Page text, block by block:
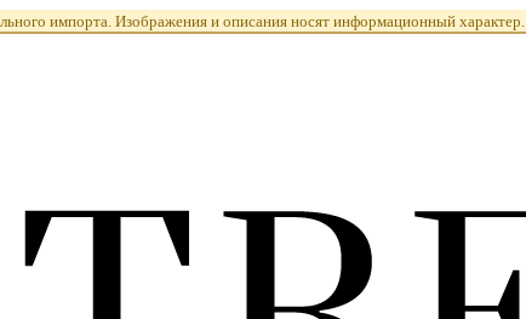
импорта. Изображения и описания носят информационный характер.